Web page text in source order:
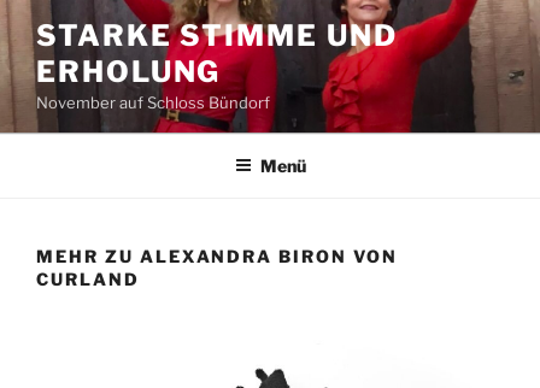
Zum
Inhalt
springen
STARKE STIMME UND
ERHOLUNG
November auf Schloss Bündorf
Menü
MEHR ZU ALEXANDRA BIRON VON
CURLAND